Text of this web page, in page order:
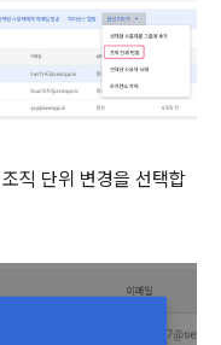
직 단위 변경을 선택합